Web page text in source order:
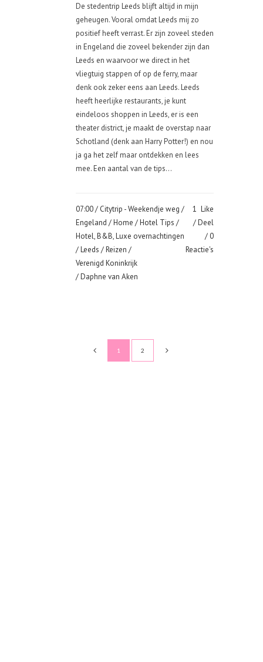
De stedentrip Leeds blijft altijd in mijn
geheugen. Vooral omdat Leeds mij zo
positief heeft verrast. Er zijn zoveel steden
in Engeland die zoveel bekender zijn dan
Leeds en waarvoor we direct in het
vliegtuig stappen of op de ferry, maar
denk ook zeker eens aan Leeds. Leeds
heeft heerlijke restaurants, je kunt
eindeloos shoppen in Leeds, er is een
theater district, je maakt de overstap naar
Schotland (denk aan Harry Potter!) en nou
ja ga het zelf maar ontdekken en lees
mee. Een aantal van de tips...
07:00 / Citytrip - Weekendje weg /
Engeland /Home /Hotel Tips /
Hotel, B&B, Luxe overnachtingen
/Leeds /Reizen /
Verenigd Koninkrijk
/ Daphne van Aken
1 Like
Deel
0
Reactie's
1 2